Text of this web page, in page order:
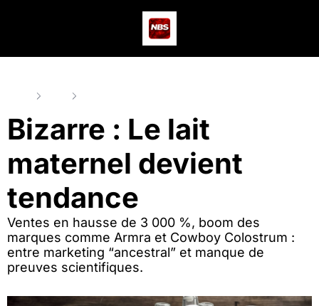
Bizarre : Le lait
maternel devient
tendance
Ventes en hausse de 3 000 %, boom des
marques comme Armra et Cowboy Colostrum :
entre marketing “ancestral” et manque de
preuves scientifiques.